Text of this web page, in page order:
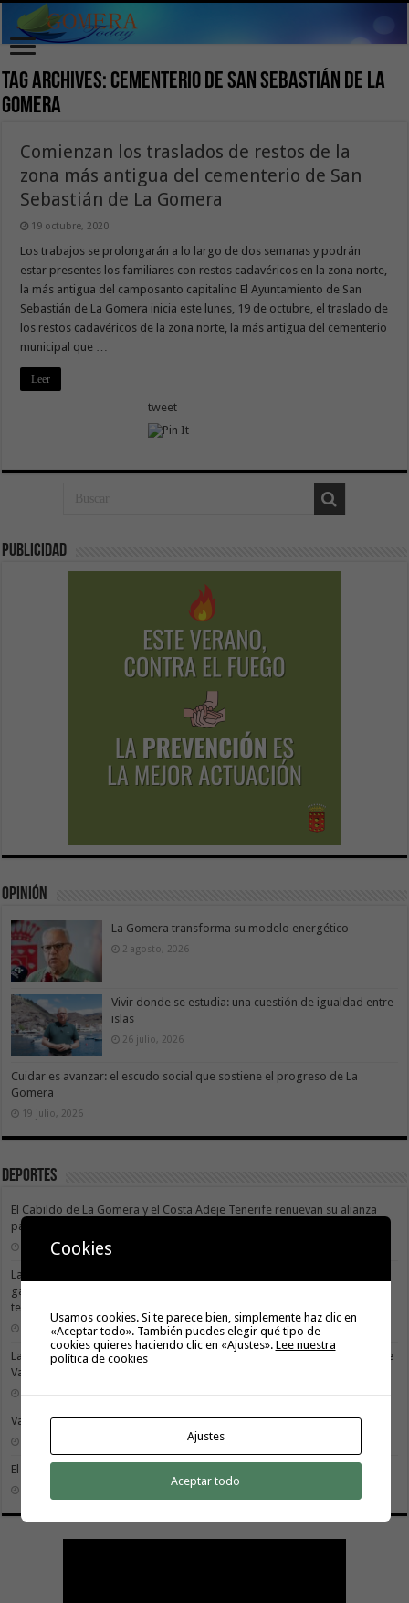
Tag Archives: cementerio de San Sebastián de La
Gomera
Comienzan los traslados de restos de la
zona más antigua del cementerio de San
Sebastián de La Gomera
19 octubre, 2020
Los trabajos se prolongarán a lo largo de dos semanas y podrán
estar presentes los familiares con restos cadavéricos en la zona norte,
la más antigua del camposanto capitalino El Ayuntamiento de San
Sebastián de La Gomera inicia este lunes, 19 de octubre, el traslado de
los restos cadavéricos de la zona norte, la más antigua del cementerio
municipal que …
Leer
tweet
Publicidad
Opinión
La Gomera transforma su modelo energético
2 agosto, 2026
Vivir donde se estudia: una cuestión de igualdad entre
islas
26 julio, 2026
Cuidar es avanzar: el escudo social que sostiene el progreso de La
Gomera
19 julio, 2026
Deportes
El Cabildo de La Gomera y el Costa Adeje Tenerife renuevan su alianza
para promocionar el producto local
3 agosto, 2026
La X Cicloturista Virgen del Carmen adapta su recorrido y horario para
garantizar la seguridad de los participantes ante la alerta por altas
temperaturas
31 julio, 2026
La X Cicloturista Virgen del Carmen recorrerá este sábado los paisajes de
Vallehermoso
30 julio, 2026
Valle Gran Rey acoge este sábado la VII Travesía a Nado Isla Colombina
El II torneo Autonómico Gomahara Beach Vóley ya tiene fecha
Cookies
Usamos cookies. Si te parece bien, simplemente haz clic en
«Aceptar todo». También puedes elegir qué tipo de
cookies quieres haciendo clic en «Ajustes». Lee nuestra
política de cookies
Ajustes
Aceptar todo